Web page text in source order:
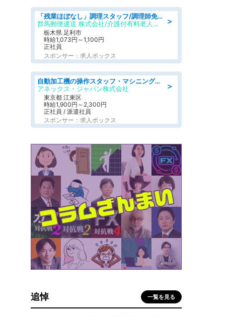
＞
「残業ほぼなし」調理スタッフ/調理師免許必須/正職員/日勤のみ/介護付き有料老人ホーム/社会保障完備
群馬郵便逓送 株式会社/介護付有料老人ホーム ふる里
栃木県 足利市
時給1,073円～1,100円
正社員
スポンサー：求人ボックス
＞
自動加工機の操作スタッフ・マシニングセンタ/工業系卒歓迎/未経験OK/週休2日制/土日祝休みあり/社会保険完備
アネックス・ジャパン株式会社
東京都 江東区
時給1,900円～2,300円
正社員 / 派遣社員
スポンサー：求人ボックス
追悼 一覧を見る